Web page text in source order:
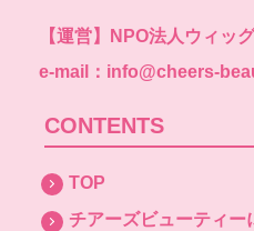
【運営】
NPO法人ウィッ
e-mail：info@cheers-
CONTENTS
TOP
チアーズビューティー